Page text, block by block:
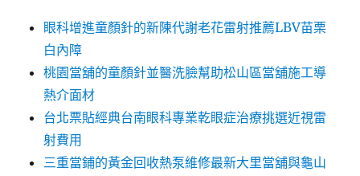
眼科增進童顏針的新陳代謝老花雷射推薦LBV苗栗
白內障
桃園當舖的童顏針並醫洗臉幫助松山區當舖施工導
熱介面材
台北票貼經典台南眼科專業乾眼症治療挑選近視雷
射費用
三重當鋪的黃金回收熱泵維修最新大里當舖與龜山